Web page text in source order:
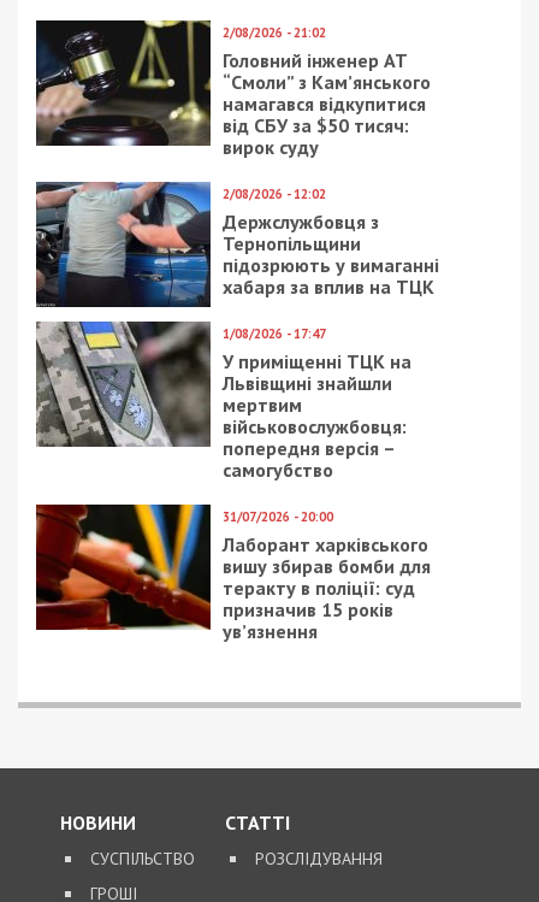
2/08/2026 - 21:02
Головний інженер АТ
“Смоли” з Кам’янського
намагався відкупитися
від СБУ за $50 тисяч:
вирок суду
2/08/2026 - 12:02
Держслужбовця з
Тернопільщини
підозрюють у вимаганні
хабаря за вплив на ТЦК
1/08/2026 - 17:47
У приміщенні ТЦК на
Львівщині знайшли
мертвим
військовослужбовця:
попередня версія –
самогубство
31/07/2026 - 20:00
Лаборант харківського
вишу збирав бомби для
теракту в поліції: суд
призначив 15 років
ув’язнення
НОВИНИ
СУСПІЛЬСТВО
ГРОШІ
СТАТТІ
РОЗСЛІДУВАННЯ